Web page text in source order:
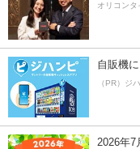
オリコンタ
自販機
（PR）ジ
2026年7